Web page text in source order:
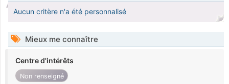
Aucun critère n'a été personnalisé
Mieux me connaître
Centre d'intérêts
Non renseigné